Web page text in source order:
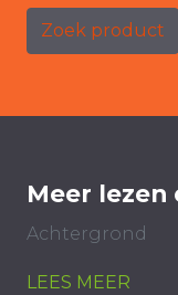
Zoek product
Meer lezen
Achtergrond
LEES MEER